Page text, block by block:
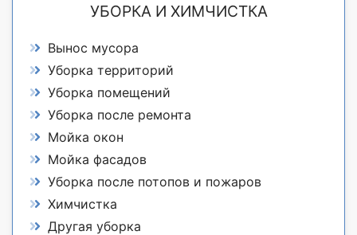
УБОРКА И ХИМЧИСТКА
Вынос мусора
Уборка территорий
Уборка помещений
Уборка после ремонта
Мойка окон
Мойка фасадов
Уборка после потопов и пожаров
Химчистка
Другая уборка